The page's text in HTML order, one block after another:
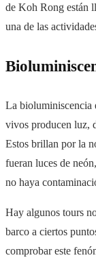
de Koh Rong están
una de las
La bioluminiscencia
vivos producen luz,
Estos brillan por la
fueran luces de
no haya
Hay algunos tours
barco a ciertos
comprobar este